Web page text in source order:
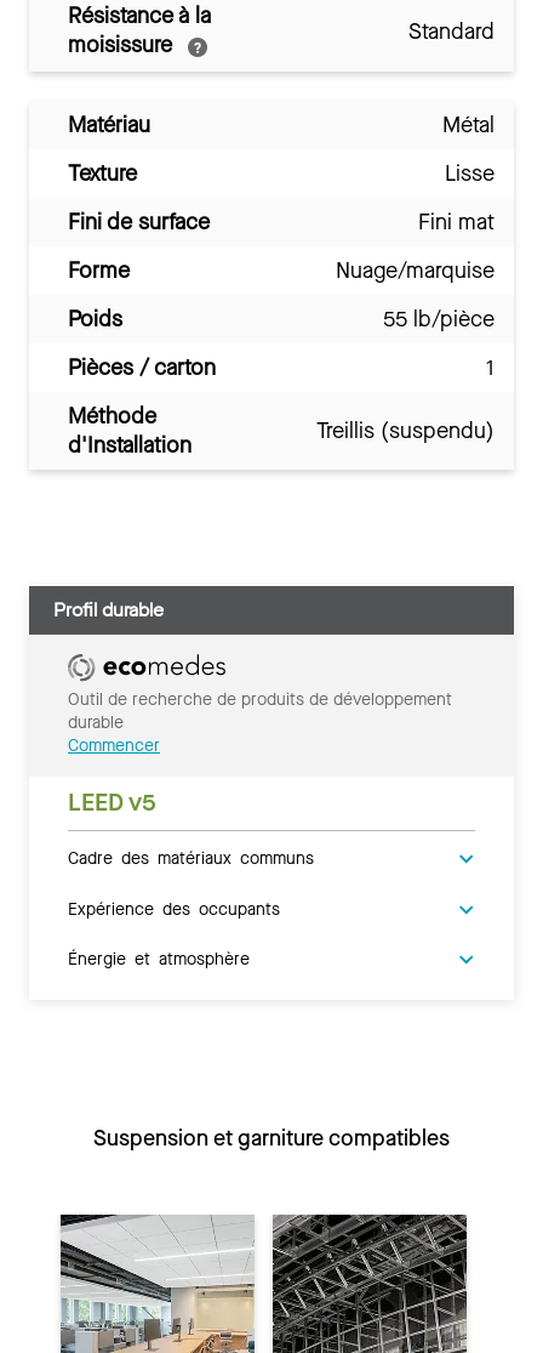
Résistance à la
moisissure
Standard
Matériau
Métal
Texture
Lisse
Fini de surface
Fini mat
Forme
Nuage/marquise
Poids
55 lb/pièce
Pièces / carton
1
Méthode
d'Installation
Treillis (suspendu)
Profil durable
Outil de recherche de produits de développement
durable
Commencer
LEED v5
Cadre des matériaux communs
Expérience des occupants
Énergie et atmosphère
Suspension et garniture compatibles